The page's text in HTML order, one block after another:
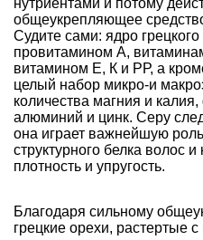
общеукрепляющее
Судите сами: ядро грецкого
провитамином А,
витамином Е, К и РР, а
целый набор микро-и
количества магния и
алюминий и цинк. Серу
она играет важнейшую
структурного белка волос
плотность и упругость.
Благодаря сильному
грецкие орехи, растертые